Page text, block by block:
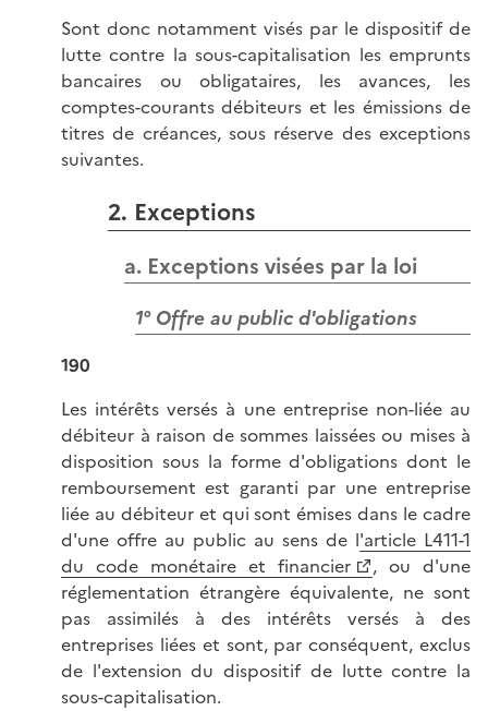
Sont donc notamment visés par le dispositif de
lutte contre la sous-capitalisation les emprunts
bancaires ou obligataires, les avances, les
comptes-courants débiteurs et les émissions de
titres de créances, sous réserve des exceptions
suivantes.
2. Exceptions
a. Exceptions visées par la loi
1° Offre au public d'obligations
190
Les intérêts versés à une entreprise non-liée au
débiteur à raison de sommes laissées ou mises à
disposition sous la forme d'obligations dont le
remboursement est garanti par une entreprise
liée au débiteur et qui sont émises dans le cadre
d'une offre au public au sens de l'article L411-1
du code monétaire et financier
, ou d'une
réglementation étrangère équivalente, ne sont
pas assimilés à des intérêts versés à des
entreprises liées et sont, par conséquent, exclus
de l'extension du dispositif de lutte contre la
sous-capitalisation.